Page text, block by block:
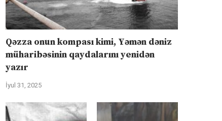
Qəzza onun kompası kimi, Yəmən dəniz
müharibəsinin qaydalarını yenidən
yazır
İyul 31, 2025